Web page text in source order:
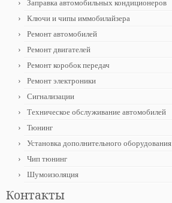
Заправка автомобильных кондиционеров
Ключи и чипы иммобилайзера
Ремонт автомобилей
Ремонт двигателей
Ремонт коробок передач
Ремонт электроники
Сигнализации
Техническое обслуживание автомобилей
Тюнинг
Установка дополнительного оборудования
Чип тюнинг
Шумоизоляция
Контакты